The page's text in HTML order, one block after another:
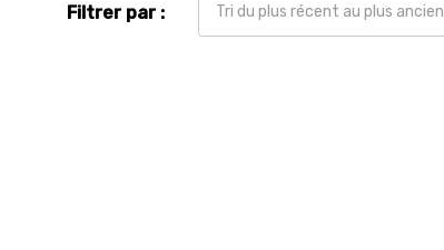
Filtrer par : Tri du plus récent au plus ancien